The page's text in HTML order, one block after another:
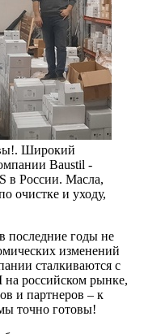
Широкий
Baustil -
в России. Масла,
очистке и уходу,
последние годы не
изменений
сталкиваются с
российском рынке,
и партнеров – к
точно готовы!